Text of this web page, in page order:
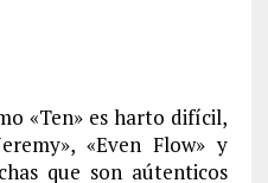
«Ten» es harto difícil,
«Even Flow» y
que son aútenticos